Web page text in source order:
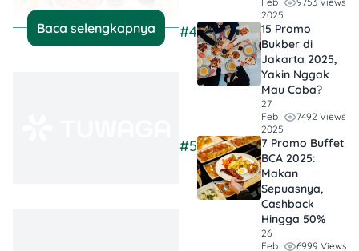
Baca selengkapnya
2025
#4
15 Promo
Bukber di
Jakarta 2025,
Yakin Nggak
Mau Coba?
27
Feb
2025
7492 Views
#5
7 Promo Buffet
BCA 2025:
Makan
Sepuasnya,
Cashback
Hingga 50%
26
Feb
6999 Views